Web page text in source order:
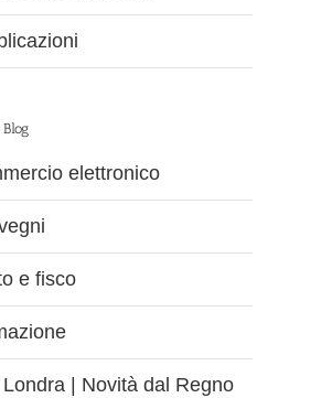
elettronico
e fisco
Londra | Novità dal Regno